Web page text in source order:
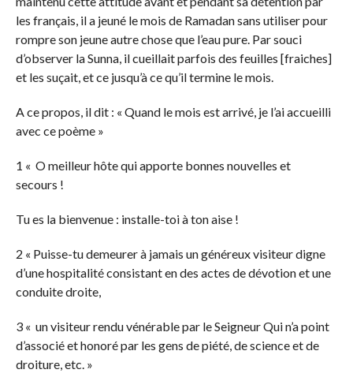
les français, il a jeuné le mois de Ramadan sans utiliser pour
rompre son jeune autre chose que l’eau pure. Par souci
d’observer la Sunna, il cueillait parfois des feuilles [fraiches]
et les suçait, et ce jusqu’à ce qu’il termine le mois.
A ce propos, il dit : « Quand le mois est arrivé, je l’ai accueilli
avec ce poème »
1 « O meilleur hôte qui apporte bonnes nouvelles et
secours !
Tu es la bienvenue : installe-toi à ton aise !
2 « Puisse-tu demeurer à jamais un généreux visiteur digne
d’une hospitalité consistant en des actes de dévotion et une
conduite droite,
3 « un visiteur rendu vénérable par le Seigneur Qui n’a point
d’associé et honoré par les gens de piété, de science et de
droiture, etc. »